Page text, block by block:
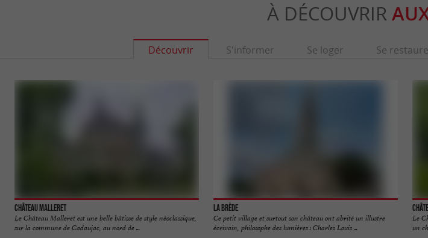
À DÉCOUVRIR
Découvrir S'informer Se loger Se
Château Malleret
Le Château Malleret est une belle bâtisse de style néoclassique,
sur la commune de Cadaujac, au nord de ...
La Brède
Ce petit village et surtout son château ont abrité un illustre
écrivain, philosophe des lumières : Charles Louis ...
Le
un